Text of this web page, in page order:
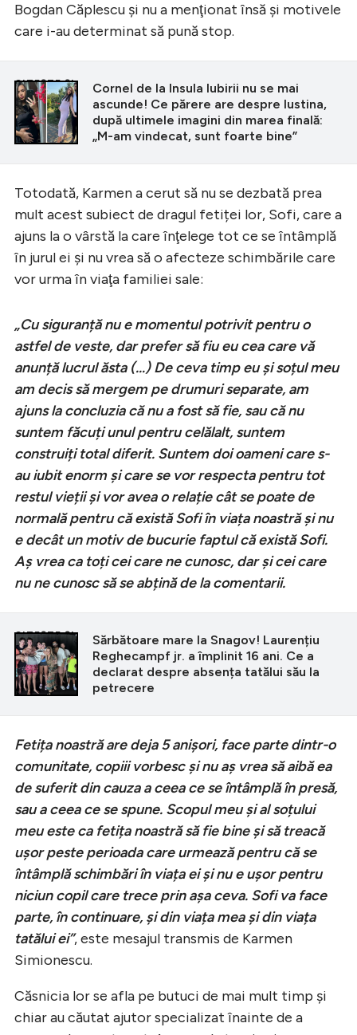
Bogdan Căplescu şi nu a menţionat însă şi motivele
care i-au determinat să pună stop.
CITEȘTE ȘI
Cornel de la Insula Iubirii nu se mai
ascunde! Ce părere are despre Iustina,
după ultimele imagini din marea finală:
„M-am vindecat, sunt foarte bine”
Totodată, Karmen a cerut să nu se dezbată prea
mult acest subiect de dragul fetiței lor, Sofi, care a
ajuns la o vârstă la care înţelege tot ce se întâmplă
în jurul ei şi nu vrea să o afecteze schimbările care
vor urma în viaţa familiei sale:
„Cu siguranță nu e momentul potrivit pentru o
astfel de veste, dar prefer să fiu eu cea care vă
anunță lucrul ăsta (…) De ceva timp eu și soțul meu
am decis să mergem pe drumuri separate, am
ajuns la concluzia că nu a fost să fie, sau că nu
suntem făcuți unul pentru celălalt, suntem
construiți total diferit. Suntem doi oameni care s-
au iubit enorm și care se vor respecta pentru tot
restul vieții și vor avea o relație cât se poate de
normală pentru că există Sofi în viața noastră și nu
e decât un motiv de bucurie faptul că există Sofi.
Aș vrea ca toți cei care ne cunosc, dar și cei care
nu ne cunosc să se abțină de la comentarii.
CITEȘTE ȘI
Sărbătoare mare la Snagov! Laurențiu
Reghecampf jr. a împlinit 16 ani. Ce a
declarat despre absența tatălui său la
petrecere
Fetița noastră are deja 5 anișori, face parte dintr-o
comunitate, copiii vorbesc și nu aș vrea să aibă ea
de suferit din cauza a ceea ce se întâmplă în presă,
sau a ceea ce se spune. Scopul meu și al soțului
meu este ca fetița noastră să fie bine și să treacă
ușor peste perioada care urmează pentru că se
întâmplă schimbări în viața ei și nu e ușor pentru
niciun copil care trece prin așa ceva. Sofi va face
parte, în continuare, și din viața mea și din viața
tatălui ei”, este mesajul transmis de Karmen
Simionescu.
Căsnicia lor se afla pe butuci de mai mult timp şi
chiar au căutat ajutor specializat înainte de a